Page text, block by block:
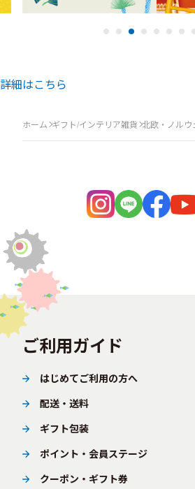
詳細はこちら
ホーム ギフト/インテリア雑貨 北欧・ノル
ご利用ガイド
はじめてご利用の方へ
配送・送料
ギフト包装
ポイント・会員ステージ
クーポン・ギフト券